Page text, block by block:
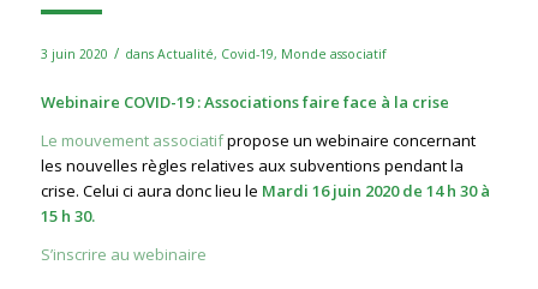
3 juin 2020 / dans Actualité, Covid-19, Monde associatif
Webinaire COVID-19 : Associations faire face à la crise
Le mouvement associatifpropose un webinaire concernant
les nouvelles règles relatives aux subventions pendant la
crise. Celui ci aura donc lieu le Mardi 16 juin 2020de 14 h 30 à
15 h 30.
S’inscrire au webinaire